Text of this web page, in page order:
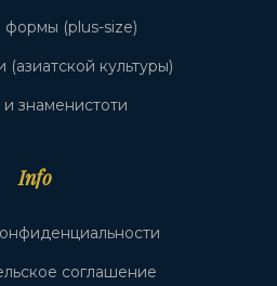
(plus-size)
(азиатской культуры)
знаменистоти
Info
соглашение